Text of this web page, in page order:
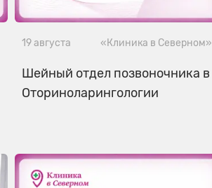
19 августа «Клиника в Северном»
Шейный отдел позвоночника в
Оториноларингологии